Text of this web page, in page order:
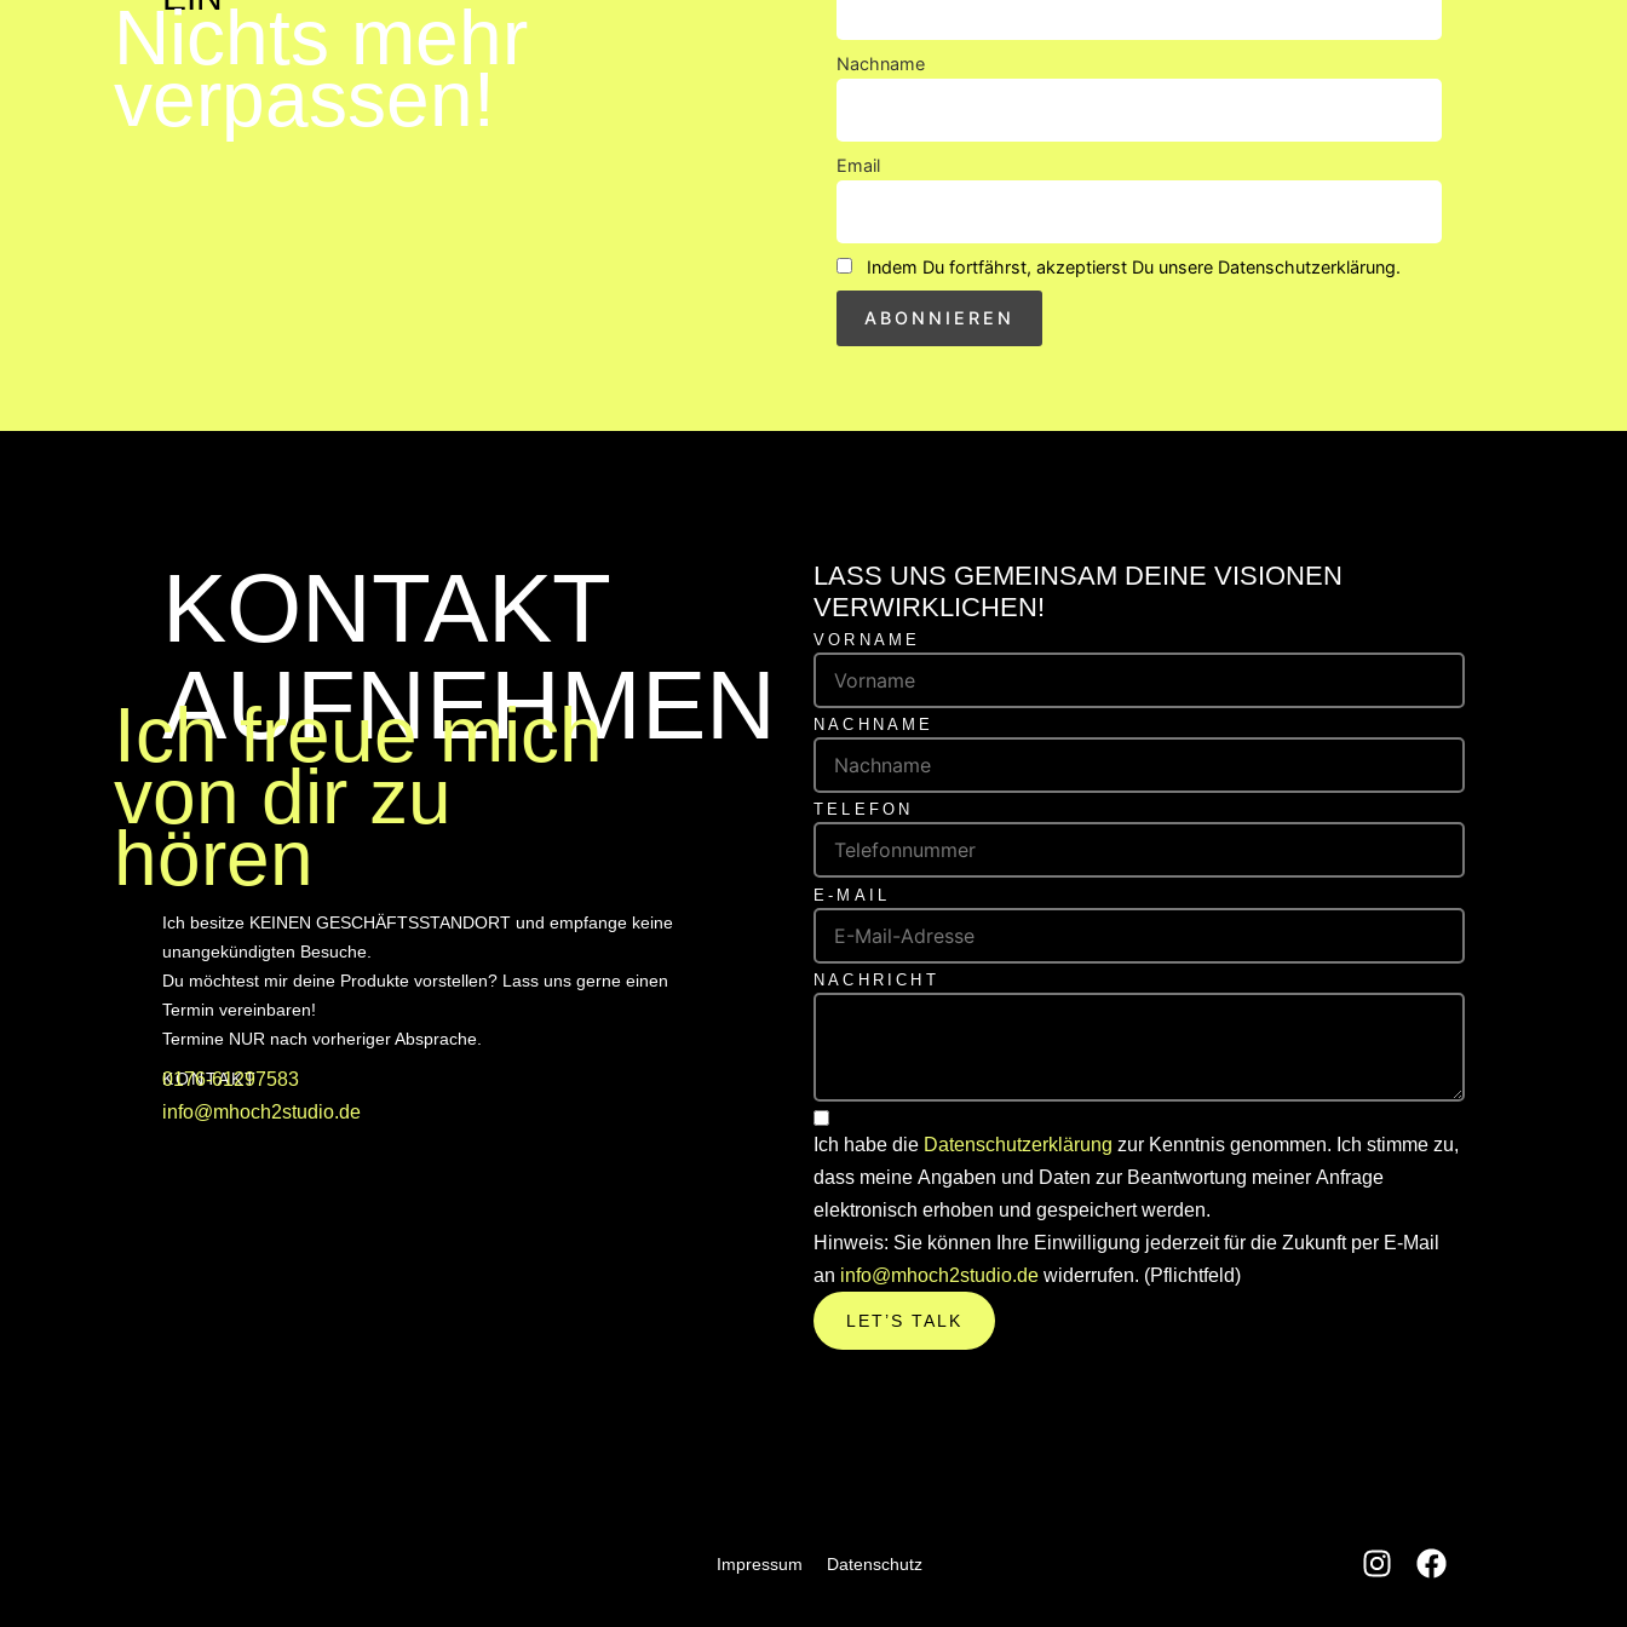
Nichts mehr
verpassen! Nachname
Email
Indem Du fortfährst, akzeptierst Du unsere Datenschutzerklärung.
KONTAKT
AUFNEHMEN
Ich freue mich
von dir zu
hören
Ich besitze KEINEN GESCHÄFTSSTANDORT und empfange keine
unangekündigten Besuche.
Du möchtest mir deine Produkte vorstellen? Lass uns gerne einen
Termin vereinbaren!
Termine NUR nach vorheriger Absprache.
KONTAKT
0176-61297583
info@mhoch2studio.de
LASS UNS GEMEINSAM DEINE VISIONEN
VERWIRKLICHEN!
VORNAME
NACHNAME
TELEFON
E-MAIL
NACHRICHT
Ich habe die Datenschutzerklärung zur Kenntnis genommen. Ich stimme zu,
dass meine Angaben und Daten zur Beantwortung meiner Anfrage
elektronisch erhoben und gespeichert werden.
Hinweis: Sie können Ihre Einwilligung jederzeit für die Zukunft per E-Mail
an info@mhoch2studio.de widerrufen. (Pflichtfeld)
LET’S TALK
Impressum Datenschutz